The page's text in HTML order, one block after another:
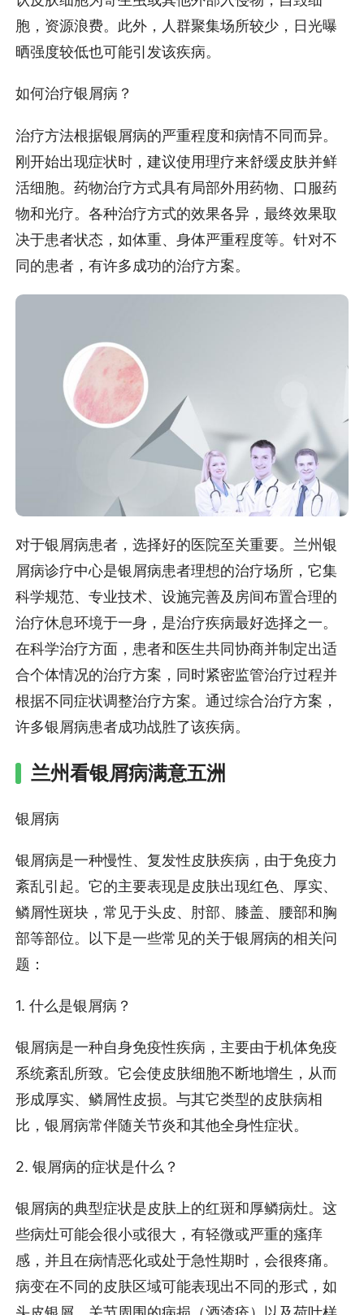
胞，资源浪费。此外，人群聚集场所较少，日光曝
晒强度较低也可能引发该疾病。
如何治疗银屑病？
治疗方法根据银屑病的严重程度和病情不同而异。
刚开始出现症状时，建议使用理疗来舒缓皮肤并鲜
活细胞。药物治疗方式具有局部外用药物、口服药
物和光疗。各种治疗方式的效果各异，最终效果取
决于患者状态，如体重、身体严重程度等。针对不
同的患者，有许多成功的治疗方案。
对于银屑病患者，选择好的医院至关重要。兰州银
屑病诊疗中心是银屑病患者理想的治疗场所，它集
科学规范、专业技术、设施完善及房间布置合理的
治疗休息环境于一身，是治疗疾病最好选择之一。
在科学治疗方面，患者和医生共同协商并制定出适
合个体情况的治疗方案，同时紧密监管治疗过程并
根据不同症状调整治疗方案。通过综合治疗方案，
许多银屑病患者成功战胜了该疾病。
兰州看银屑病满意五洲
银屑病
银屑病是一种慢性、复发性皮肤疾病，由于免疫力
紊乱引起。它的主要表现是皮肤出现红色、厚实、
鳞屑性斑块，常见于头皮、肘部、膝盖、腰部和胸
部等部位。以下是一些常见的关于银屑病的相关问
题：
1. 什么是银屑病？
银屑病是一种自身免疫性疾病，主要由于机体免疫
系统紊乱所致。它会使皮肤细胞不断地增生，从而
形成厚实、鳞屑性皮损。与其它类型的皮肤病相
比，银屑病常伴随关节炎和其他全身性症状。
2. 银屑病的症状是什么？
银屑病的典型症状是皮肤上的红斑和厚鳞病灶。这
些病灶可能会很小或很大，有轻微或严重的瘙痒
感，并且在病情恶化或处于急性期时，会很疼痛。
病变在不同的皮肤区域可能表现出不同的形式，如